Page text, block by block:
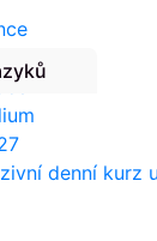
denní kurz